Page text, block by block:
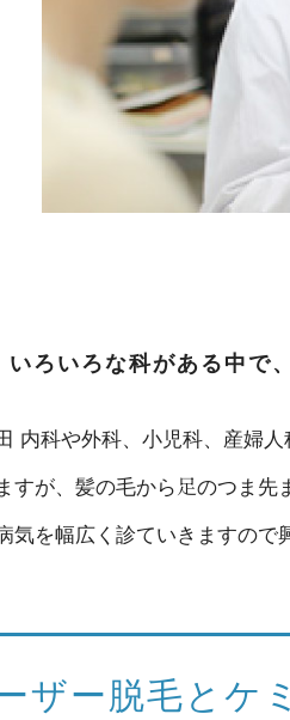
ろいろな科がある中で
内科や外科、小児科、産婦
すが、髪の毛から足のつま先
気を幅広く診ていきますので
ザー脱毛とケ